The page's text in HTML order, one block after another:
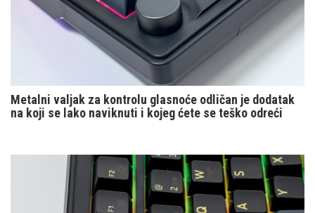
Metalni valjak za kontrolu glasnoće odličan je dodatak
na koji se lako naviknuti i kojeg ćete se teško odreći